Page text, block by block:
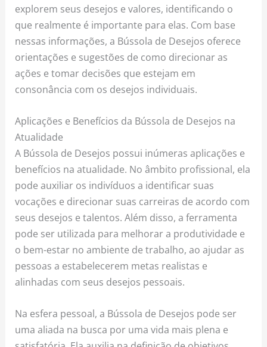
explorem seus desejos e valores, identificando o
que realmente é importante para elas. Com base
nessas informações, a Bússola de Desejos oferece
orientações e sugestões de como direcionar as
ações e tomar decisões que estejam em
consonância com os desejos individuais.
Aplicações e Benefícios da Bússola de Desejos na
Atualidade
A Bússola de Desejos possui inúmeras aplicações e
benefícios na atualidade. No âmbito profissional, ela
pode auxiliar os indivíduos a identificar suas
vocações e direcionar suas carreiras de acordo com
seus desejos e talentos. Além disso, a ferramenta
pode ser utilizada para melhorar a produtividade e
o bem-estar no ambiente de trabalho, ao ajudar as
pessoas a estabelecerem metas realistas e
alinhadas com seus desejos pessoais.
Na esfera pessoal, a Bússola de Desejos pode ser
uma aliada na busca por uma vida mais plena e